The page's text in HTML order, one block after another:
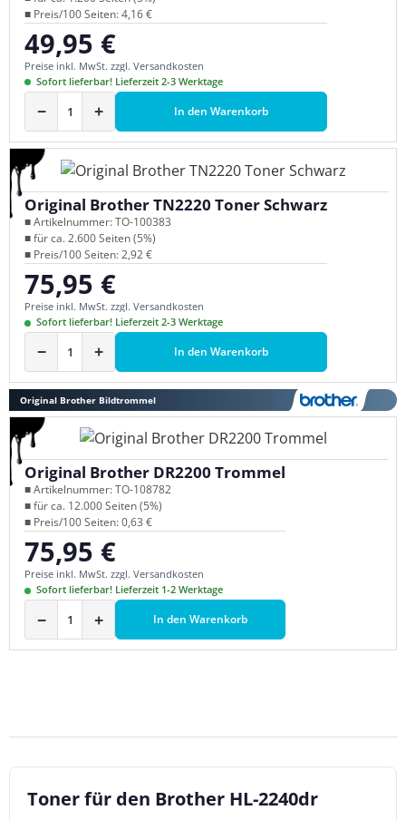
■ Preis/100 Seiten: 4,16 €
Regulärer Preis:
49,95 €
Preise inkl. MwSt. zzgl. Versandkosten
Sofort lieferbar! Lieferzeit 2-3 Werktage
− + In den Warenkorb
Original Brother TN2220 Toner Schwarz
■ Artikelnummer: TO-100383
■ für ca. 2.600 Seiten (5%)
■ Preis/100 Seiten: 2,92 €
Regulärer Preis:
75,95 €
Preise inkl. MwSt. zzgl. Versandkosten
Sofort lieferbar! Lieferzeit 2-3 Werktage
− + In den Warenkorb
Original Brother Bildtrommel
Original Brother DR2200 Trommel
■ Artikelnummer: TO-108782
■ für ca. 12.000 Seiten (5%)
■ Preis/100 Seiten: 0,63 €
Regulärer Preis:
75,95 €
Preise inkl. MwSt. zzgl. Versandkosten
Sofort lieferbar! Lieferzeit 1-2 Werktage
− + In den Warenkorb
Toner für den Brother HL-2240dr